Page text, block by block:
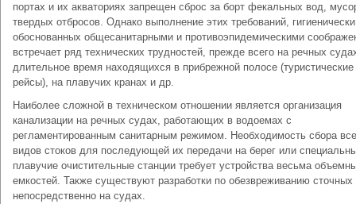
портах и их акваториях запрещен сброс за борт фекальных вод,
твердых отбросов. Однако выполнение этих требований, гигиенически
обоснованных общесанитарными и противоэпидемическими
встречает ряд технических трудностей, прежде всего на речных
длительное время находящихся в прибрежной полосе (туристические
рейсы), на плавучих кранах и др.
Наиболее сложной в техническом отношении является организация
канализации на речных судах, работающих в водоемах с
регламентированным санитарным режимом. Необходимость сбора
видов стоков для последующей их передачи на берег или
плавучие очистительные станции требует устройства весьма
емкостей. Также существуют разработки по обезвреживанию сточных
непосредственно на судах.